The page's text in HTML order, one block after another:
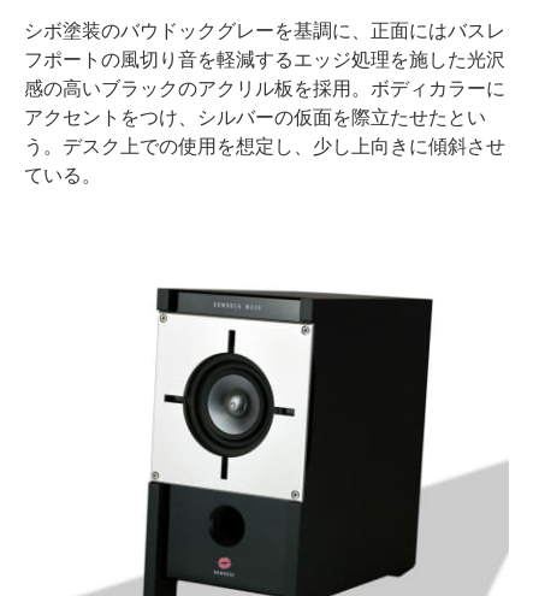
シボ塗装のバウドックグレーを基調に、正面にはバスレ
フポートの風切り音を軽減するエッジ処理を施した光沢
感の高いブラックのアクリル板を採用。ボディカラーに
アクセントをつけ、シルバーの仮面を際立たせたとい
う。デスク上での使用を想定し、少し上向きに傾斜させ
ている。